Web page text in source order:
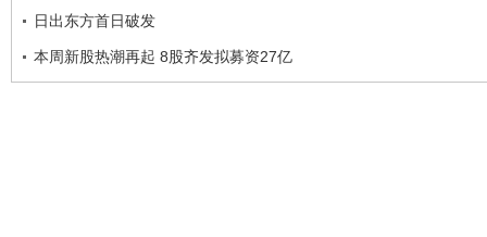
日出东方首日破发
本周新股热潮再起 8股齐发拟募资27亿